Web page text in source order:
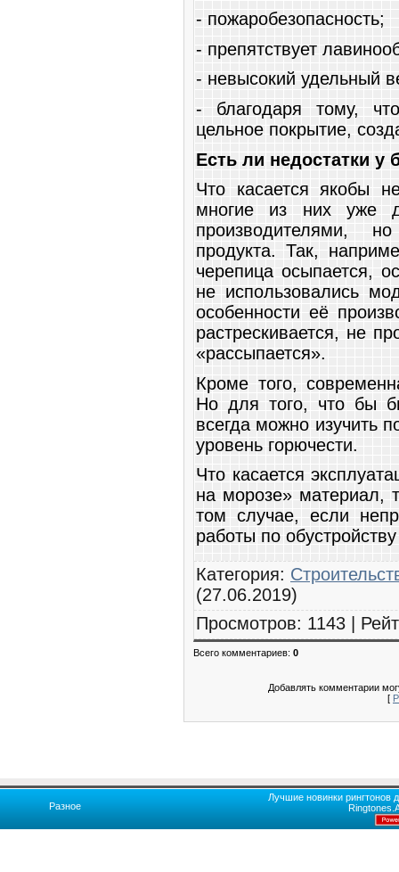
- пожаробезопасность;
- препятствует
- невысокий удельный
- благодаря тому,
цельное покрытие,
Есть ли недостатки у
Что касается якобы
многие из них уже
производителями,
продукта. Так,
черепица осыпается,
не использовались
особенности её
растрескивается, не
«рассыпается».
Кроме того,
Но для того, что бы
всегда можно изучить
уровень горючести.
Что касается
на морозе» материал,
том случае, если
работы по
Категория:
(27.06.2019)
Просмотров: 1143 |
Всего комментариев: 0
Добавлять комментарии
[
Разное
Лучшие новинки рингтонов